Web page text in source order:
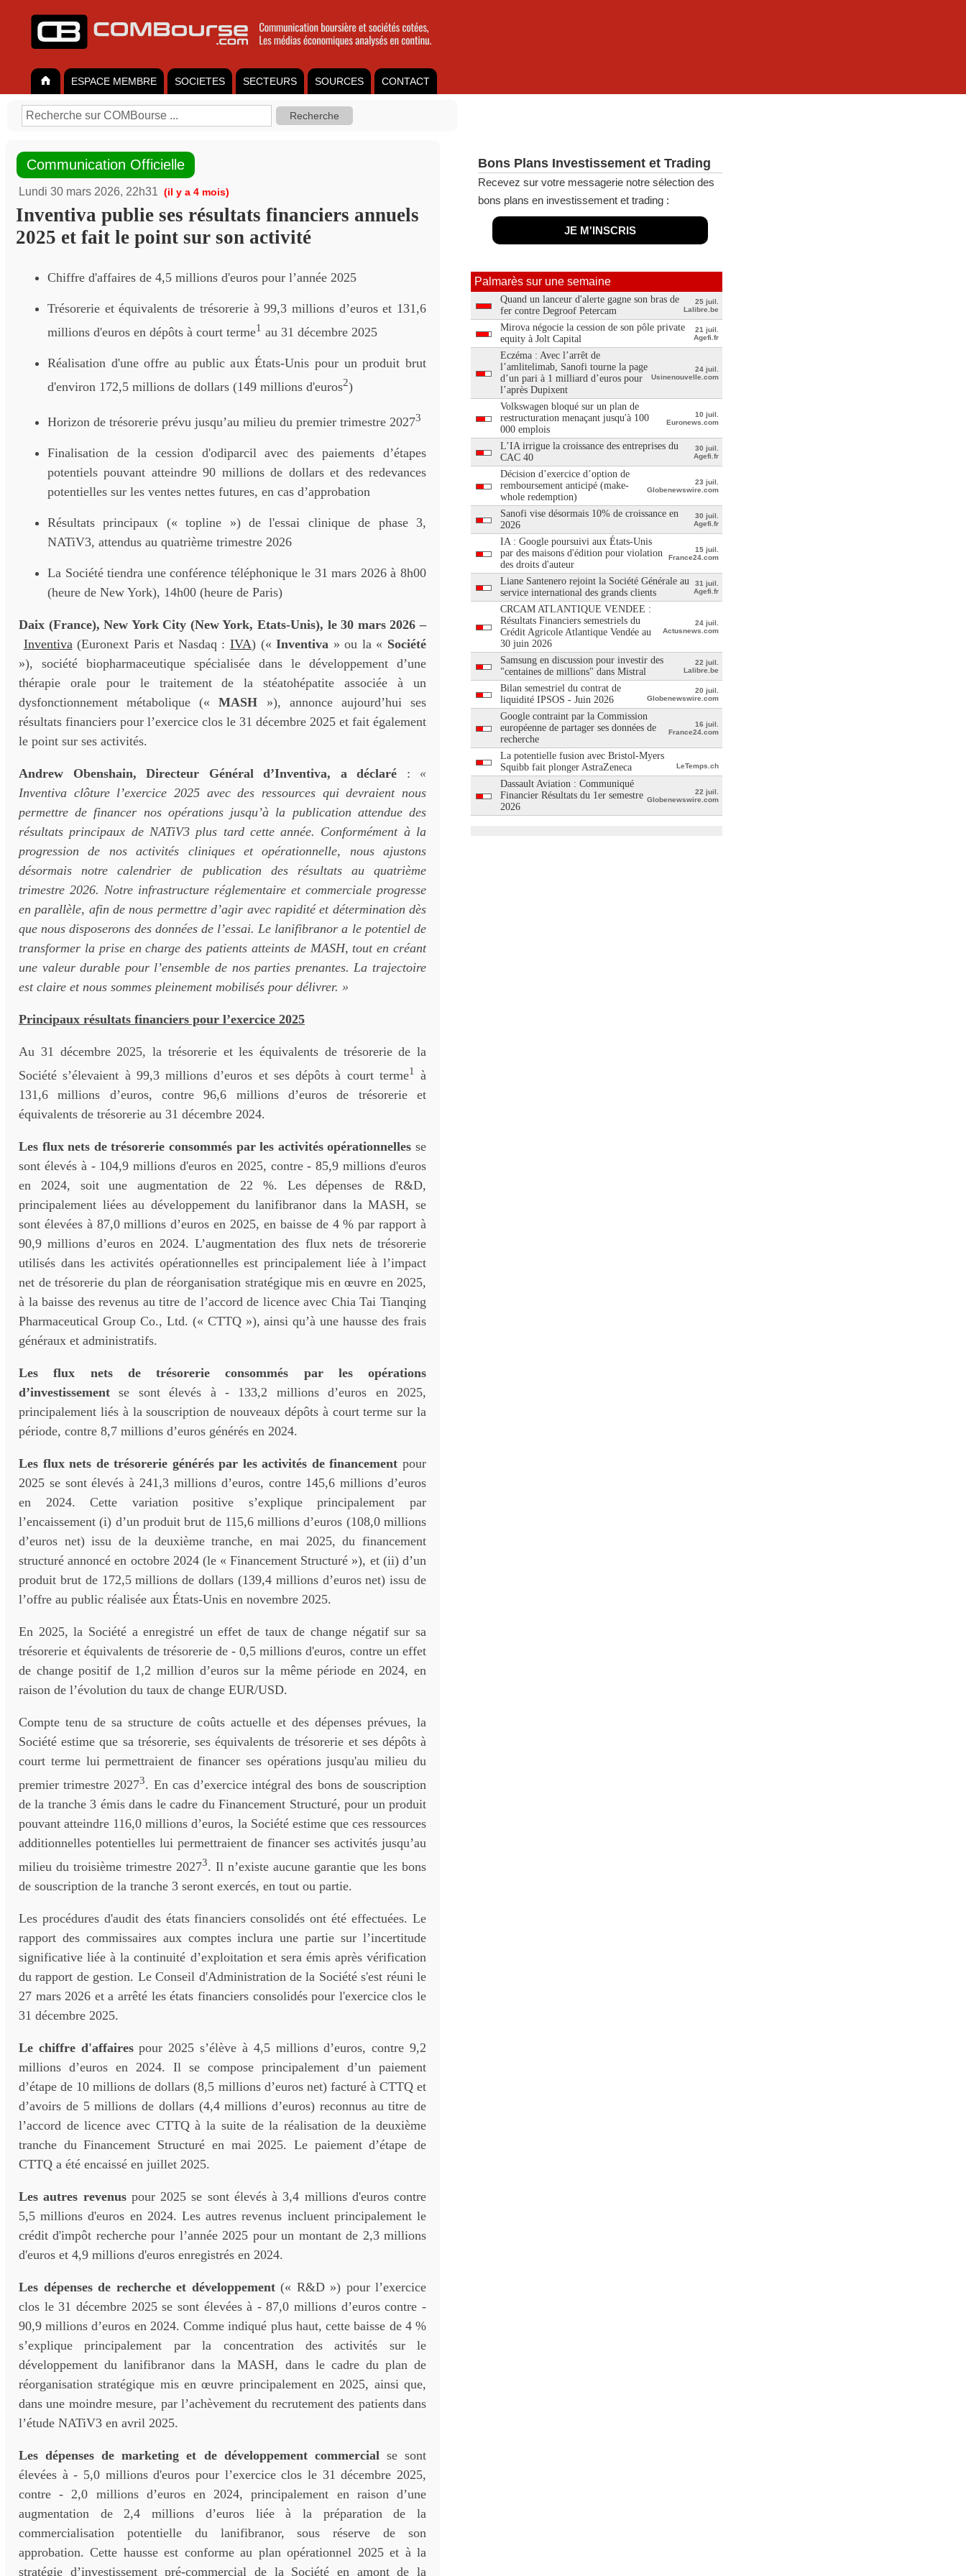
ESPACE MEMBRE SOCIETES SECTEURS SOURCES CONTACT
Communication Officielle
Lundi 30 mars 2026, 22h31 (il y a 4 mois)
Inventiva publie ses résultats financiers annuels
2025 et fait le point sur son activité
Chiffre d'affaires de 4,5 millions d'euros pour l’année 2025
Trésorerie et équivalents de trésorerie à 99,3 millions d’euros et 131,6
millions d'euros en dépôts à court terme1 au 31 décembre 2025
Réalisation d'une offre au public aux États-Unis pour un produit brut
d'environ 172,5 millions de dollars (149 millions d'euros2)
Horizon de trésorerie prévu jusqu’au milieu du premier trimestre 20273
Finalisation de la cession d'odiparcil avec des paiements d’étapes
potentiels pouvant atteindre 90 millions de dollars et des redevances
potentielles sur les ventes nettes futures, en cas d’approbation
Résultats principaux (« topline ») de l'essai clinique de phase 3,
NATiV3, attendus au quatrième trimestre 2026
La Société tiendra une conférence téléphonique le 31 mars 2026 à 8h00
(heure de New York), 14h00 (heure de Paris)
Daix (France), New York City (New York, Etats-Unis), le 30 mars 2026 –
Inventiva(Euronext Paris et Nasdaq :IVA) («Inventiva » ou la « Société
»), société biopharmaceutique spécialisée dans le développement d’une
thérapie orale pour le traitement de la stéatohépatite associée à un
dysfonctionnement métabolique («MASH »), annonce aujourd’hui ses
résultats financiers pour l’exercice clos le 31 décembre 2025 et fait également
le point sur ses activités.
Andrew Obenshain, Directeur Général d’Inventiva, a déclaré : «
Inventiva clôture l’exercice 2025 avec des ressources qui devraient nous
permettre de financer nos opérations jusqu’à la publication attendue des
résultats principaux de NATiV3 plus tard cette année. Conformément à la
progression de nos activités cliniques et opérationnelle, nous ajustons
désormais notre calendrier de publication des résultats au quatrième
trimestre 2026. Notre infrastructure réglementaire et commerciale progresse
en parallèle, afin de nous permettre d’agir avec rapidité et détermination dès
que nous disposerons des données de l’essai. Le lanifibranor a le potentiel de
transformer la prise en charge des patients atteints de MASH, tout en créant
une valeur durable pour l’ensemble de nos parties prenantes. La trajectoire
est claire et nous sommes pleinement mobilisés pour délivrer. »
Principaux résultats financiers pour l’exercice 2025
Au 31 décembre 2025, la trésorerie et les équivalents de trésorerie de la
Société s’élevaient à 99,3 millions d’euros et ses dépôts à court terme1
à
131,6 millions d’euros, contre 96,6 millions d’euros de trésorerie et
équivalents de trésorerie au 31 décembre 2024.
Les flux nets de trésorerie consommés par les activités opérationnelles se
sont élevés à - 104,9 millions d'euros en 2025, contre - 85,9 millions d'euros
en 2024, soit une augmentation de 22 %. Les dépenses de R&D,
principalement liées au développement du lanifibranor dans la MASH, se
sont élevées à 87,0 millions d’euros en 2025, en baisse de 4 % par rapport à
90,9 millions d’euros en 2024. L’augmentation des flux nets de trésorerie
utilisés dans les activités opérationnelles est principalement liée à l’impact
net de trésorerie du plan de réorganisation stratégique mis en œuvre en 2025,
à la baisse des revenus au titre de l’accord de licence avec Chia Tai Tianqing
Pharmaceutical Group Co., Ltd. (« CTTQ »), ainsi qu’à une hausse des frais
généraux et administratifs.
Les flux nets de trésorerie consommés par les opérations
d’investissement se sont élevés à - 133,2 millions d’euros en 2025,
principalement liés à la souscription de nouveaux dépôts à court terme sur la
période, contre 8,7 millions d’euros générés en 2024.
Les flux nets de trésorerie générés par les activités de financement pour
2025 se sont élevés à 241,3 millions d’euros, contre 145,6 millions d’euros
en 2024. Cette variation positive s’explique principalement par
l’encaissement (i) d’un produit brut de 115,6 millions d’euros (108,0 millions
d’euros net) issu de la deuxième tranche, en mai 2025, du financement
structuré annoncé en octobre 2024 (le « Financement Structuré »), et (ii) d’un
produit brut de 172,5 millions de dollars (139,4 millions d’euros net) issu de
l’offre au public réalisée aux États-Unis en novembre 2025.
En 2025, la Société a enregistré un effet de taux de change négatif sur sa
trésorerie et équivalents de trésorerie de - 0,5 millions d'euros, contre un effet
de change positif de 1,2 million d’euros sur la même période en 2024, en
raison de l’évolution du taux de change EUR/USD.
Compte tenu de sa structure de coûts actuelle et des dépenses prévues, la
Société estime que sa trésorerie, ses équivalents de trésorerie et ses dépôts à
court terme lui permettraient de financer ses opérations jusqu'au milieu du
premier trimestre 20273. En cas d’exercice intégral des bons de souscription
de la tranche 3 émis dans le cadre du Financement Structuré, pour un produit
pouvant atteindre 116,0 millions d’euros, la Société estime que ces ressources
additionnelles potentielles lui permettraient de financer ses activités jusqu’au
milieu du troisième trimestre 20273. Il n’existe aucune garantie que les bons
de souscription de la tranche 3 seront exercés, en tout ou partie.
Les procédures d'audit des états financiers consolidés ont été effectuées. Le
rapport des commissaires aux comptes inclura une partie sur l’incertitude
significative liée à la continuité d’exploitation et sera émis après vérification
du rapport de gestion. Le Conseil d'Administration de la Société s'est réuni le
27 mars 2026 et a arrêté les états financiers consolidés pour l'exercice clos le
31 décembre 2025.
Le chiffre d'affairespour 2025 s’élève à 4,5 millions d’euros, contre 9,2
millions d’euros en 2024. Il se compose principalement d’un paiement
d’étape de 10 millions de dollars (8,5 millions d’euros net) facturé à CTTQ et
d’avoirs de 5 millions de dollars (4,4 millions d’euros) reconnus au titre de
l’accord de licence avec CTTQ à la suite de la réalisation de la deuxième
tranche du Financement Structuré en mai 2025. Le paiement d’étape de
CTTQ a été encaissé en juillet 2025.
Les autres revenuspour 2025 se sont élevés à 3,4 millions d'euros contre
5,5 millions d'euros en 2024. Les autres revenus incluent principalement le
crédit d'impôt recherche pour l’année 2025 pour un montant de 2,3 millions
d'euros et 4,9 millions d'euros enregistrés en 2024.
Les dépenses de recherche et développement(« R&D ») pour l’exercice
clos le 31 décembre 2025 se sont élevées à - 87,0 millions d’euros contre -
90,9 millions d’euros en 2024. Comme indiqué plus haut, cette baisse de 4 %
s’explique principalement par la concentration des activités sur le
développement du lanifibranor dans la MASH, dans le cadre du plan de
réorganisation stratégique mis en œuvre principalement en 2025, ainsi que,
dans une moindre mesure, par l’achèvement du recrutement des patients dans
l’étude NATiV3 en avril 2025.
Les dépenses de marketing et de développement commercialse sont
élevées à - 5,0 millions d'euros pour l’exercice clos le 31 décembre 2025,
contre - 2,0 millions d’euros en 2024, principalement en raison d’une
augmentation de 2,4 millions d’euros liée à la préparation de la
commercialisation potentielle du lanifibranor, sous réserve de son
approbation. Cette hausse est conforme au plan opérationnel 2025 et à la
stratégie d’investissement pré-commercial de la Société en amont de la
Bons Plans Investissement et Trading
Recevez sur votre messagerie notre sélection des
bons plans en investissement et trading :
JE M'INSCRIS
Palmarès sur une semaine
Quand un lanceur d'alerte gagne son bras de
fer contre Degroof Petercam
25 juil.
Lalibre.be
Mirova négocie la cession de son pôle private
equity à Jolt Capital
21 juil.
Agefi.fr
Eczéma : Avec l’arrêt de
l’amlitelimab, Sanofi tourne la page
d’un pari à 1 milliard d’euros pour
l’après Dupixent
24 juil.
Usinenouvelle.com
Volkswagen bloqué sur un plan de
restructuration menaçant jusqu'à 100
000 emplois
10 juil.
Euronews.com
L’IA irrigue la croissance des entreprises du
CAC 40
30 juil.
Agefi.fr
Décision d’exercice d’option de
remboursement anticipé (make-
whole redemption)
23 juil.
Globenewswire.com
Sanofi vise désormais 10% de croissance en
2026
30 juil.
Agefi.fr
IA : Google poursuivi aux États-Unis
par des maisons d'édition pour violation
des droits d'auteur
15 juil.
France24.com
Liane Santenero rejoint la Société Générale au
service international des grands clients
31 juil.
Agefi.fr
CRCAM ATLANTIQUE VENDEE :
Résultats Financiers semestriels du
Crédit Agricole Atlantique Vendée au
30 juin 2026
24 juil.
Actusnews.com
Samsung en discussion pour investir des
"centaines de millions" dans Mistral
22 juil.
Lalibre.be
Bilan semestriel du contrat de
liquidité IPSOS - Juin 2026
20 juil.
Globenewswire.com
Google contraint par la Commission
européenne de partager ses données de
recherche
16 juil.
France24.com
La potentielle fusion avec Bristol-Myers
Squibb fait plonger AstraZeneca
LeTemps.ch
Dassault Aviation : Communiqué
Financier Résultats du 1er semestre
2026
22 juil.
Globenewswire.com